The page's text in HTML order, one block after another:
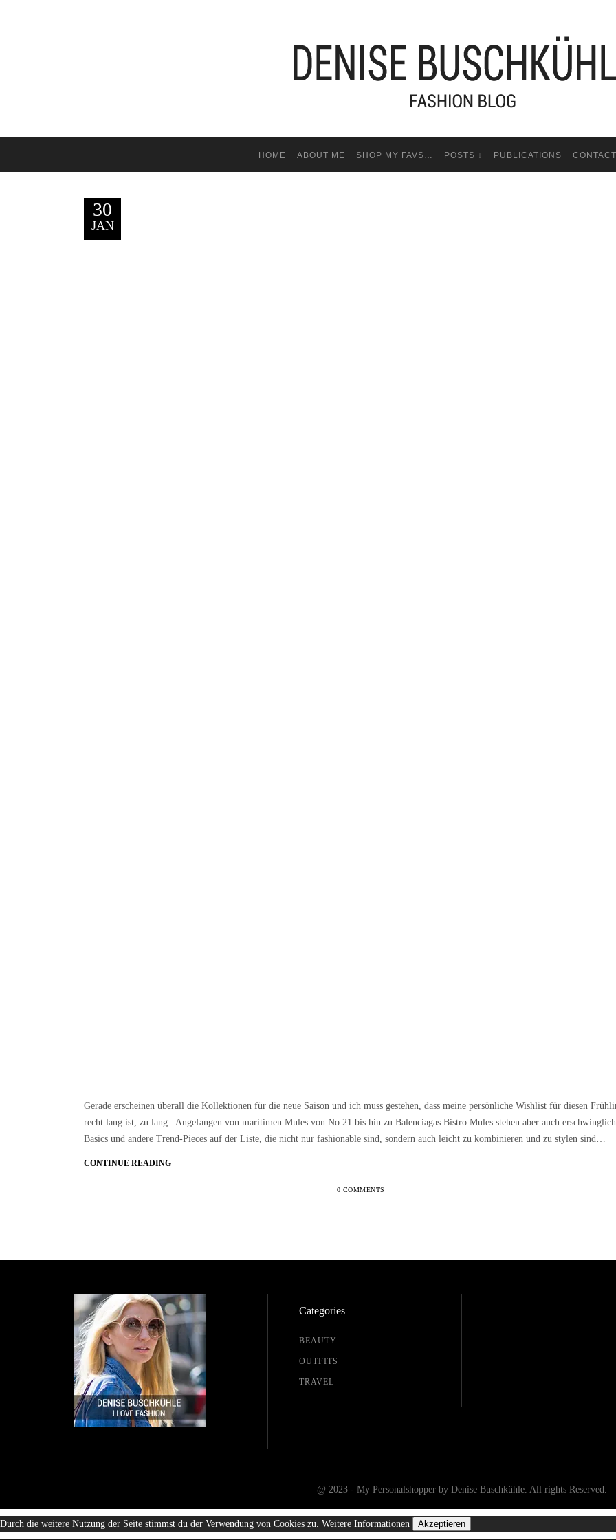
HOME ABOUT ME SHOP MY FAVS… POSTS ↓ PUBLICATIONS CONTACT
30
JAN
Gerade erscheinen überall die Kollektionen für die neue Saison und ich muss gestehen, dass meine persönliche Wishlist für diesen
recht lang ist, zu lang . Angefangen von maritimen Mules von No.21 bis hin zu Balenciagas Bistro Mules stehen aber auch
Basics und andere Trend-Pieces auf der Liste, die nicht nur fashionable sind, sondern auch leicht zu kombinieren und zu stylen sind…
CONTINUE READING
0 COMMENTS
Categories
BEAUTY
OUTFITS
TRAVEL
@ 2023 - My Personalshopper by Denise Buschkühle. All rights Reserved.
Durch die weitere Nutzung der Seite stimmst du der Verwendung von Cookies zu. Weitere Informationen Akzeptieren